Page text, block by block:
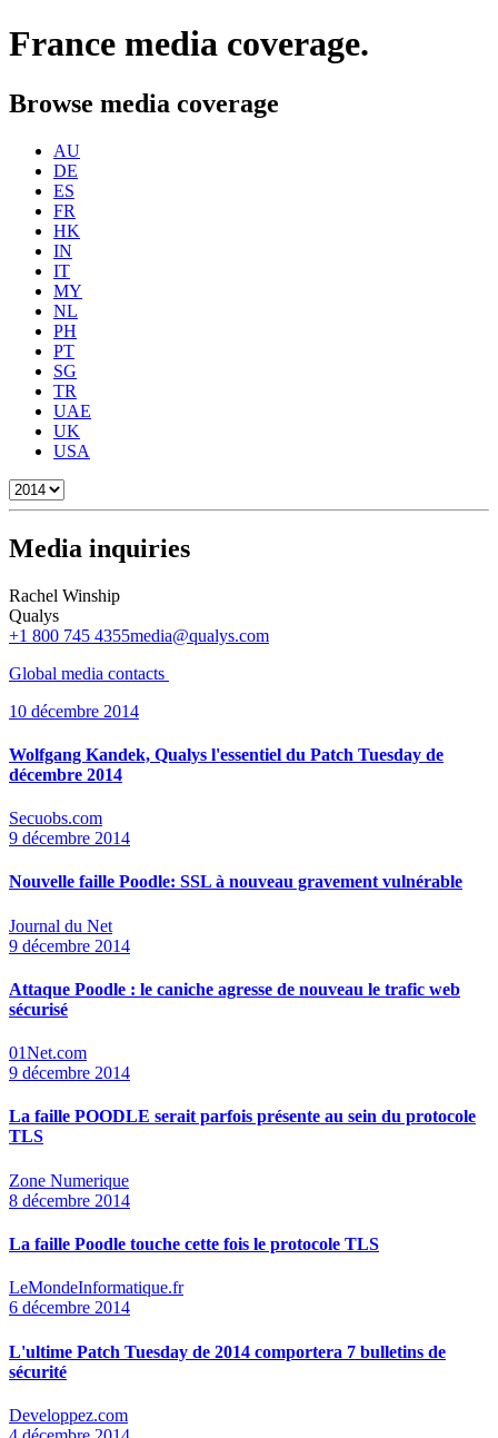
France media coverage.
Browse media coverage
AU
DE
ES
FR
HK
IN
IT
MY
NL
PH
PT
SG
TR
UAE
UK
USA
Media inquiries
Rachel Winship
Qualys
+1 800 745 4355media@qualys.com
Global media contacts
10 décembre 2014
Wolfgang Kandek, Qualys l'essentiel du Patch Tuesday de
décembre 2014
Secuobs.com
9 décembre 2014
Nouvelle faille Poodle: SSL à nouveau gravement vulnérable
Journal du Net
9 décembre 2014
Attaque Poodle : le caniche agresse de nouveau le trafic web
sécurisé
01Net.com
9 décembre 2014
La faille POODLE serait parfois présente au sein du protocole
TLS
Zone Numerique
8 décembre 2014
La faille Poodle touche cette fois le protocole TLS
LeMondeInformatique.fr
6 décembre 2014
L'ultime Patch Tuesday de 2014 comportera 7 bulletins de
sécurité
Developpez.com